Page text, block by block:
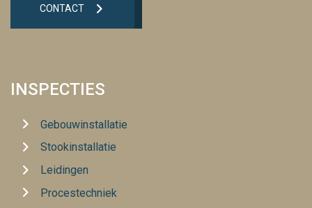
CONTACT
INSPECTIES
Gebouwinstallatie
Stookinstallatie
Leidingen
Procestechniek